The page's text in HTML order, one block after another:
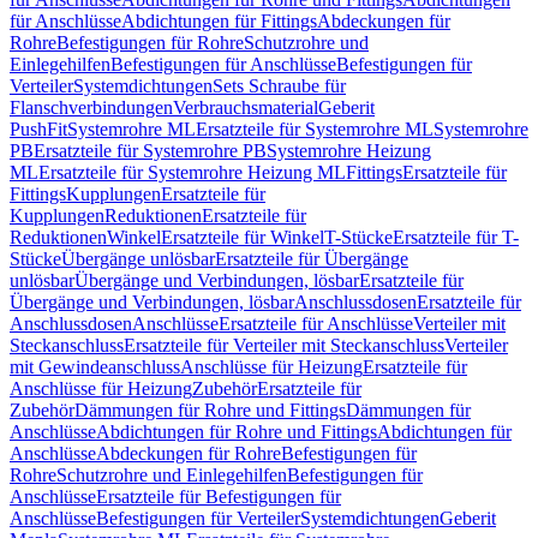
für AnschlüsseAbdichtungen für FittingsAbdeckungen für
RohreBefestigungen für RohreSchutzrohre und
EinlegehilfenBefestigungen für AnschlüsseBefestigungen für
VerteilerSystemdichtungenSets Schraube für
FlanschverbindungenVerbrauchsmaterialGeberit
PushFitSystemrohre MLErsatzteile für Systemrohre MLSystemrohre
PBErsatzteile für Systemrohre PBSystemrohre Heizung
MLErsatzteile für Systemrohre Heizung MLFittingsErsatzteile für
FittingsKupplungenErsatzteile für
KupplungenReduktionenErsatzteile für
ReduktionenWinkelErsatzteile für WinkelT-StückeErsatzteile für T-
StückeÜbergänge unlösbarErsatzteile für Übergänge
unlösbarÜbergänge und Verbindungen, lösbarErsatzteile für
Übergänge und Verbindungen, lösbarAnschlussdosenErsatzteile für
AnschlussdosenAnschlüsseErsatzteile für AnschlüsseVerteiler mit
SteckanschlussErsatzteile für Verteiler mit SteckanschlussVerteiler
mit GewindeanschlussAnschlüsse für HeizungErsatzteile für
Anschlüsse für HeizungZubehörErsatzteile für
ZubehörDämmungen für Rohre und FittingsDämmungen für
AnschlüsseAbdichtungen für Rohre und FittingsAbdichtungen für
AnschlüsseAbdeckungen für RohreBefestigungen für
RohreSchutzrohre und EinlegehilfenBefestigungen für
AnschlüsseErsatzteile für Befestigungen für
AnschlüsseBefestigungen für VerteilerSystemdichtungenGeberit